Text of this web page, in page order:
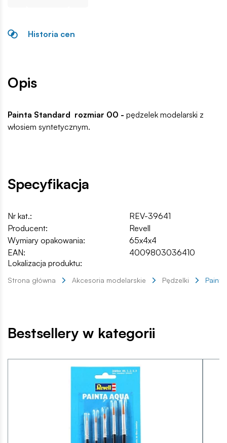
Historia cen
Opis
Painta Standard rozmiar 00 - pędzelek modelarski z
włosiem syntetycznym.
Specyfikacja
Nr kat.:
REV-39641
Producent:
Revell
Wymiary opakowania:
65x4x4
EAN:
4009803036410
Lokalizacja produktu:
Strona główna Akcesoria modelarskie Pędzelki
Bestsellery w kategorii